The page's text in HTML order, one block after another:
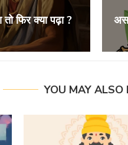
तो फिर क्या पढ़ा ?
YOU MAY ALSO